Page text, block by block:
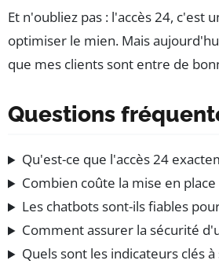
Et n'oubliez pas : l'accès 24, c'est
optimiser le mien. Mais
que mes clients sont entre de
Questions
Qu'est-ce que l'accès 24
Combien coûte la mise en place
Les chatbots sont-ils fiables
Comment assurer la sécurité
Quels sont les indicateurs clés